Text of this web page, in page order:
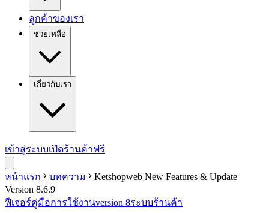
ลูกค้าของเรา
ช่วยเหลือ
เกี่ยวกับเรา
เข้าสู่ระบบเปิดร้านค้าฟรี
หน้าแรก บทความ
Ketshopweb New Features & Update
Version 8.6.9
ฟีเจอร์คู่มือการใช้งานversion 8ระบบร้านค้า